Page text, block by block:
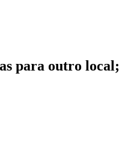
para outro local;